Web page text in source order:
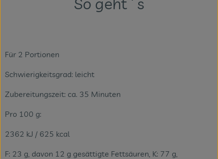
Veranstaltungen
Blog
Für 2 Portionen
Schwierigkeitsgrad: leicht
Zubereitungszeit: ca. 35 Minuten
Pro 100 g:
2362 kJ / 625 kcal
F: 23 g, davon 12 g gesättigte Fettsäuren, K: 77 g,